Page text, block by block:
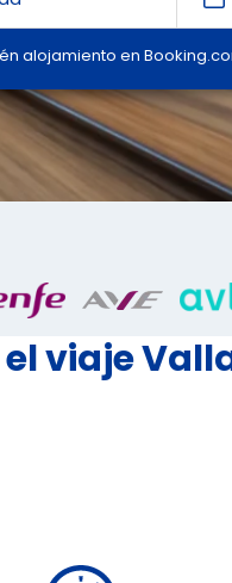
alojamiento en
el viaje